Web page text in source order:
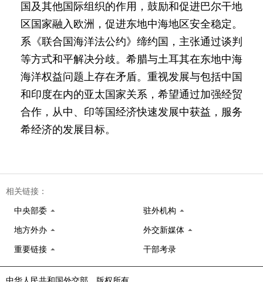
国及其他国际组织的作用，鼓励和促进巴尔干地
区国家融入欧洲，促进东地中海地区安全稳定。
系《联合国海洋法公约》缔约国，主张通过谈判
等方式和平解决分歧。希腊与土耳其在东地中海
海洋权益问题上存在矛盾。重视发展与包括中国
和印度在内的亚太国家关系，希望通过加强经贸
合作，从中、印等国经济快速发展中获益，服务
希经济的发展目标。
相关链接：
中央部委 驻外机构
地方外办 外交新媒体
重要链接 干部考录